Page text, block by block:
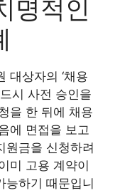
명적인
대상자의 ‘채용
시 사전 승인을
을 한 뒤에 채용
에 면접을 보고
원금을 신청하려
미 고용 계약이
능하기 때문입니